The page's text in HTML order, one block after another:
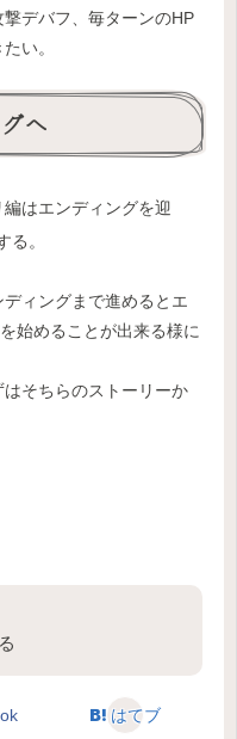
デバフ、毎ターンのHP
い。
へ
はエンディングを迎
る。
ィングまで進めるとエ
始めることが出来る様に
そちらのストーリーか
はてブ